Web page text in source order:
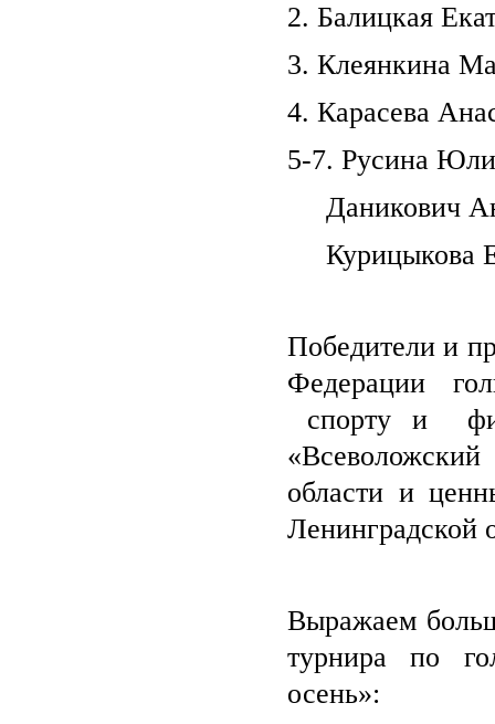
2. Балицкая
3. Клеянкина
4. Карасева
5-7. Русина
Даникович
Курицыкова
Победители и
Федерации
спорту и
области и
Ленинградской
Выражаем
турнира по
осень»: